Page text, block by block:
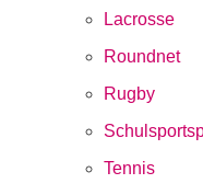
Lacrosse
Roundnet
Rugby
Tennis